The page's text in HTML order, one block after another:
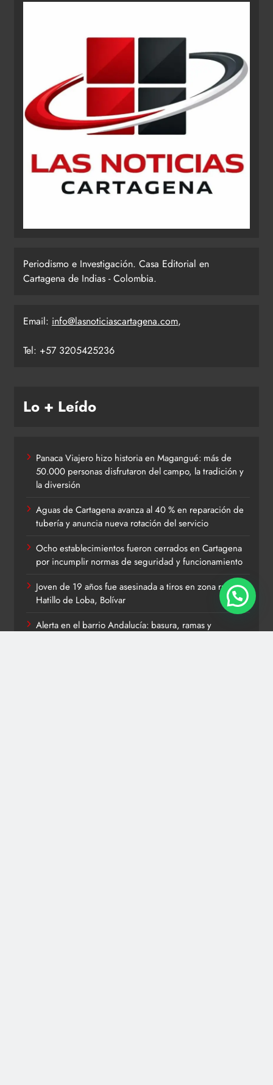
Periodismo e Investigación. Casa Editorial en
Cartagena de Indias - Colombia.
Email: info@lasnoticiascartagena.com,
Tel: +57 3205425236
Lo + Leído
Panaca Viajero hizo historia en Magangué: más de
50.000 personas disfrutaron del campo, la tradición y
la diversión
Aguas de Cartagena avanza al 40 % en reparación de
tubería y anuncia nueva rotación del servicio
Ocho establecimientos fueron cerrados en Cartagena
por incumplir normas de seguridad y funcionamiento
Joven de 19 años fue asesinada a tiros en zona rural de
Hatillo de Loba, Bolívar
Alerta en el barrio Andalucía: basura, ramas y